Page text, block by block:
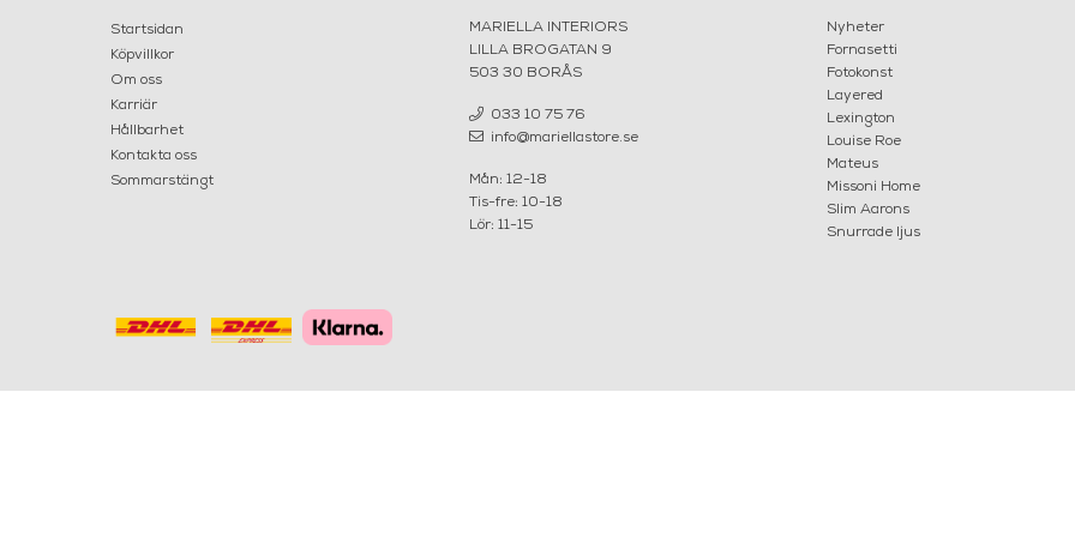
Startsidan
Köpvillkor
Om oss
Karriär
Hållbarhet
Kontakta oss
Sommarstängt
MARIELLA INTERIORS
LILLA BROGATAN 9
503 30 BORÅS
033 10 75 76
info@mariellastore.se
Mån: 12-18
Tis-fre: 10-18
Lör: 11-15
Nyheter
Fornasetti
Fotokonst
Layered
Lexington
Louise Roe
Mateus
Missoni Home
Slim Aarons
Snurrade ljus